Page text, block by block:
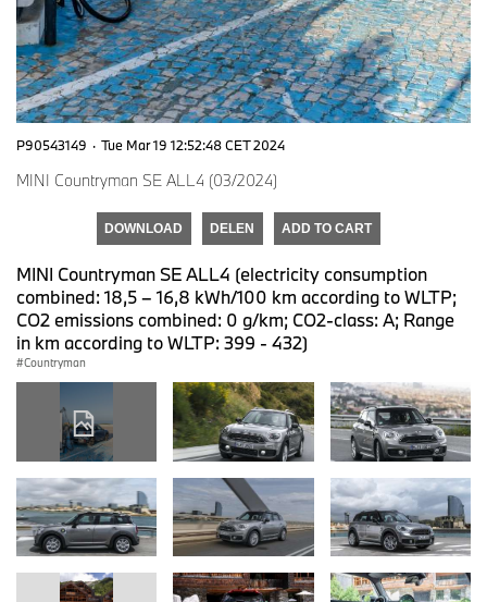
P90543149 · Tue Mar 19 12:52:48 CET 2024
MINI Countryman SE ALL4 (03/2024)
DOWNLOAD DELEN ADD TO CART
MINI Countryman SE ALL4 (electricity consumption
combined: 18,5 – 16,8 kWh/100 km according to WLTP;
CO2 emissions combined: 0 g/km; CO2-class: A; Range
in km according to WLTP: 399 - 432)
Countryman